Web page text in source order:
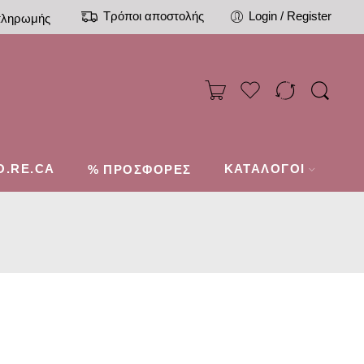
Τρόποι αποστολής Login / Register
% ΠΡΟΣΦΟΡΕΣ ΚΑΤΑΛΟΓΟΙ